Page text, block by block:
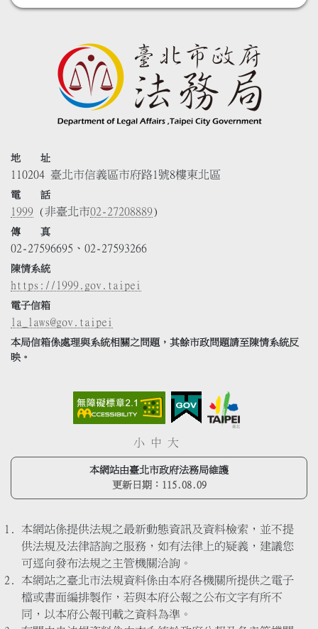
地 址
110204 臺北市信義區市府路1號8樓東北區
電 話
1999 (非臺北市02-27208889)
傳 真
02-27596695、02-27593266
陳情系統
https://1999.gov.taipei
電子信箱
la_laws@gov.taipei
本局信箱係處理與系統相關之問題，其餘市政問題請至陳情系統反
映。
小 中 大
本網站由臺北市政府法務局維護
更新日期： 115.08.09
本網站係提供法規之最新動態資訊及資料檢索，並不提
供法規及法律諮詢之服務，如有法律上的疑義，建議您
可逕向發布法規之主管機關洽詢。
本網站之臺北市法規資料係由本府各機關所提供之電子
檔或書面編排製作，若與本府公報之公布文字有所不
同，以本府公報刊載之資料為準。